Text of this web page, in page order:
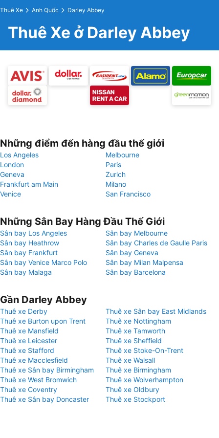
Thuê Xe Anh Quốc Darley Abbey
Thuê Xe ở Darley Abbey
Những điểm đến hàng đầu thế giới
Los Angeles
Melbourne
London
Paris
Geneva
Zurich
Frankfurt am Main
Milano
Venice
San Francisco
Những Sân Bay Hàng Đầu Thế Giới
Sân bay Los Angeles
Sân bay Melbourne
Sân bay Heathrow
Sân bay Charles de Gaulle Paris
Sân bay Frankfurt
Sân bay Geneva
Sân bay Venice Marco Polo
Sân bay Milan Malpensa
Sân bay Malaga
Sân bay Barcelona
Gần Darley Abbey
Thuê xe Derby
Thuê xe Sân bay East Midlands
Thuê xe Burton upon Trent
Thuê xe Nottingham
Thuê xe Mansfield
Thuê xe Tamworth
Thuê xe Leicester
Thuê xe Sheffield
Thuê xe Stafford
Thuê xe Stoke-On-Trent
Thuê xe Macclesfield
Thuê xe Walsall
Thuê xe Sân bay Birmingham
Thuê xe Birmingham
Thuê xe West Bromwich
Thuê xe Wolverhampton
Thuê xe Coventry
Thuê xe Oldbury
Thuê xe Sân bay Doncaster
Thuê xe Stockport